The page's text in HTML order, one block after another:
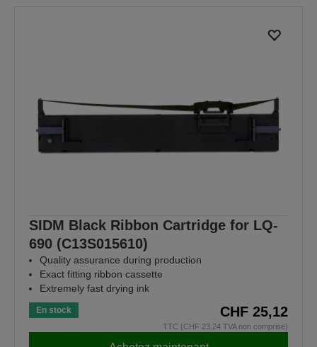
SIDM Black Ribbon Cartridge for LQ-
690 (C13S015610)
Quality assurance during production
Exact fitting ribbon cassette
Extremely fast drying ink
En stock CHF 25,12
TTC (CHF 23,24 TVA non comprise)